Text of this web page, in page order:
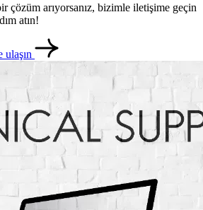
çözüm arıyorsanız, bizimle iletişime geçin
atın!